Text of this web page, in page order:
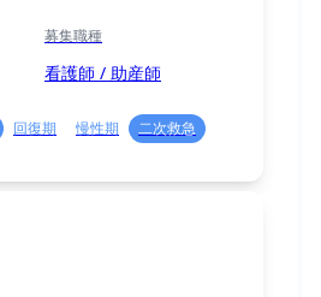
募集職種
看護師 / 助産師
回復期 慢性期
二次救急